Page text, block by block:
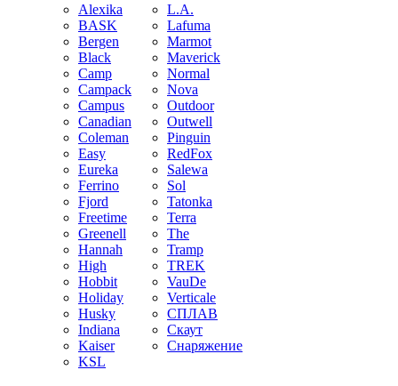
Alexika
BASK
Bergen
Black
Camp
Campack
Campus
Canadian
Coleman
Easy
Eureka
Ferrino
Fjord
Freetime
Greenell
Hannah
High
Hobbit
Holiday
Husky
Indiana
Kaiser
KSL
L.A.
Lafuma
Marmot
Maverick
Normal
Nova
Outdoor
Outwell
Pinguin
RedFox
Salewa
Sol
Tatonka
Terra
The
Tramp
TREK
VauDe
Verticale
СПЛАВ
Скаут
Снаряжение